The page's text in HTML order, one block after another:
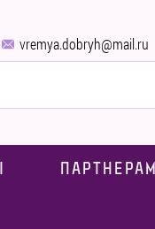
vremya.dobryh@mail.ru
ПАРТНЕРАМ